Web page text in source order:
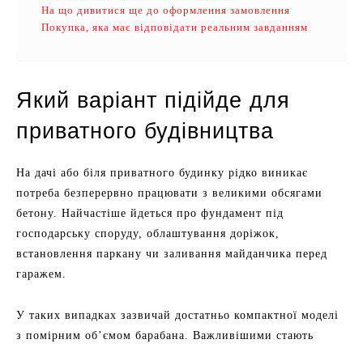
На що дивитися ще до оформлення замовлення
Покупка, яка має відповідати реальним завданням
Який варіант підійде для
приватного будівництва
На дачі або біля приватного будинку рідко виникає
потреба безперервно працювати з великими обсягами
бетону. Найчастіше йдеться про фундамент під
господарську споруду, облаштування доріжок,
встановлення паркану чи заливання майданчика перед
гаражем.
У таких випадках зазвичай достатньо компактної моделі
з помірним об’ємом барабана. Важливішими стають